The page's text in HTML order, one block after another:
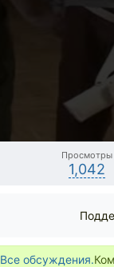
Просмотры
1,042
Все обсуждения.